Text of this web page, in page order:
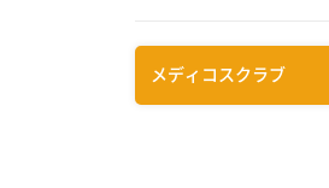
メディコスクラブ